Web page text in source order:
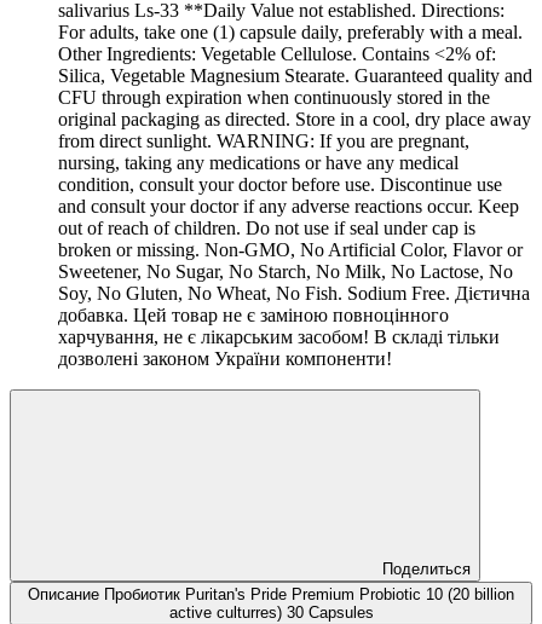
salivarius Ls-33 **Daily Value not established. Directions:
For adults, take one (1) capsule daily, preferably with a meal.
Other Ingredients: Vegetable Cellulose. Contains <2% of:
Silica, Vegetable Magnesium Stearate. Guaranteed quality and
CFU through expiration when continuously stored in the
original packaging as directed. Store in a cool, dry place away
from direct sunlight. WARNING: If you are pregnant,
nursing, taking any medications or have any medical
condition, consult your doctor before use. Discontinue use
and consult your doctor if any adverse reactions occur. Keep
out of reach of children. Do not use if seal under cap is
broken or missing. Non-GMO, No Artificial Color, Flavor or
Sweetener, No Sugar, No Starch, No Milk, No Lactose, No
Soy, No Gluten, No Wheat, No Fish. Sodium Free. Дієтична
добавка. Цей товар не є заміною повноцінного
харчування, не є лікарським засобом! В складі тільки
дозволені законом України компоненти!
Поделиться
Описание Пробиотик Puritan's Pride Premium Probiotic 10 (20 billion
active culturres) 30 Capsules